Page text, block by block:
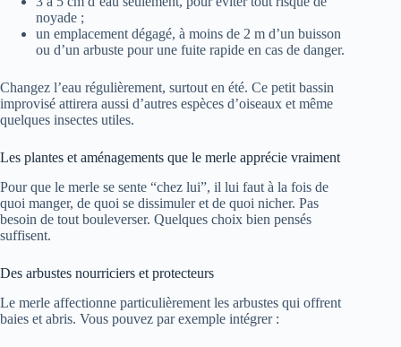
noyade ;
un emplacement dégagé, à moins de 2 m d’un buisson
ou d’un arbuste pour une fuite rapide en cas de danger.
Changez l’eau régulièrement, surtout en été. Ce petit bassin
improvisé attirera aussi d’autres espèces d’oiseaux et même
quelques insectes utiles.
Les plantes et aménagements que le merle apprécie vraiment
Pour que le merle se sente “chez lui”, il lui faut à la fois de
quoi manger, de quoi se dissimuler et de quoi nicher. Pas
besoin de tout bouleverser. Quelques choix bien pensés
suffisent.
Des arbustes nourriciers et protecteurs
Le merle affectionne particulièrement les arbustes qui offrent
baies et abris. Vous pouvez par exemple intégrer :